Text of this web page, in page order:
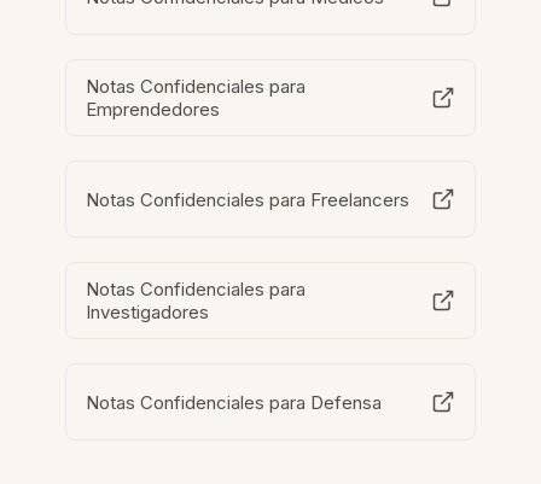
Notas Confidenciales para
Emprendedores
Notas Confidenciales para Freelancers
Notas Confidenciales para
Investigadores
Notas Confidenciales para Defensa